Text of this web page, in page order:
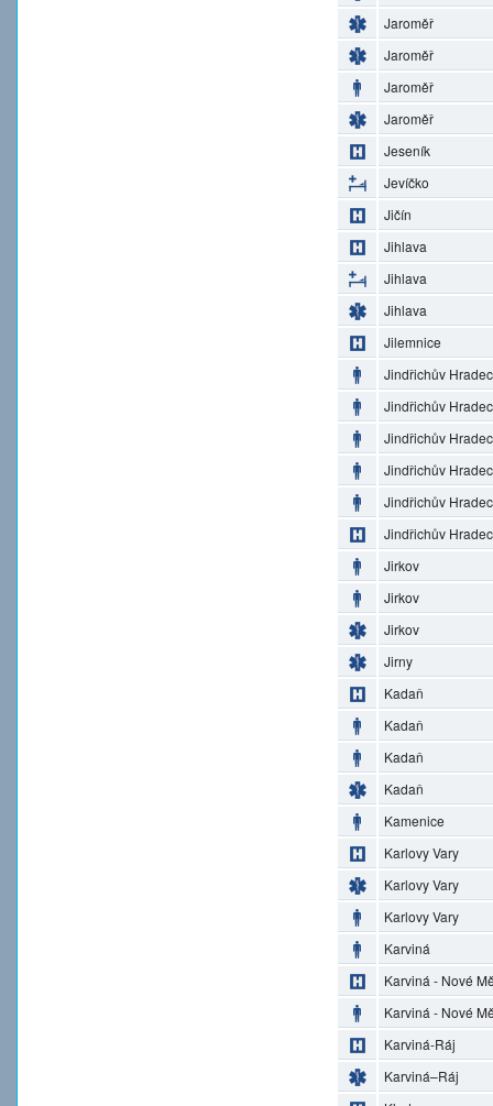
Jaroměř
Jaroměř
Jaroměř
Jaroměř
Jeseník
Jevíčko
Jičín
Jihlava
Jihlava
Jihlava
Jilemnice
Jindřichův Hradec
Jindřichův Hradec
Jindřichův Hradec
Jindřichův Hradec
Jindřichův Hradec
Jindřichův Hradec
Jirkov
Jirkov
Jirkov
Jirny
Kadaň
Kadaň
Kadaň
Kadaň
Kamenice
Karlovy Vary
Karlovy Vary
Karlovy Vary
Karviná
Karviná - Nové
Karviná - Nové
Karviná-Ráj
Karviná–Ráj